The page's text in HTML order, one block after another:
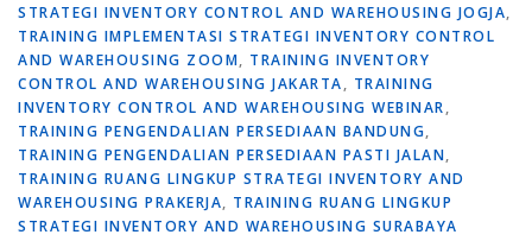
STRATEGI INVENTORY CONTROL AND WAREHOUSING JOGJA,
TRAINING IMPLEMENTASI STRATEGI INVENTORY CONTROL
AND WAREHOUSING ZOOM, TRAINING INVENTORY
CONTROL AND WAREHOUSING JAKARTA, TRAINING
INVENTORY CONTROL AND WAREHOUSING WEBINAR,
TRAINING PENGENDALIAN PERSEDIAAN BANDUNG,
TRAINING PENGENDALIAN PERSEDIAAN PASTI JALAN,
TRAINING RUANG LINGKUP STRATEGI INVENTORY AND
WAREHOUSING PRAKERJA, TRAINING RUANG LINGKUP
STRATEGI INVENTORY AND WAREHOUSING SURABAYA